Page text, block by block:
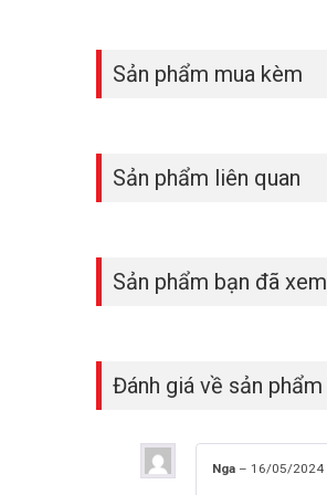
Sản phẩm mua kèm
Sản phẩm liên quan
Sản phẩm bạn đã xem
Đánh giá về sản phẩm
Nga – 16/05/2024